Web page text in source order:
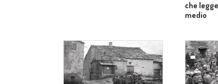
che
medio